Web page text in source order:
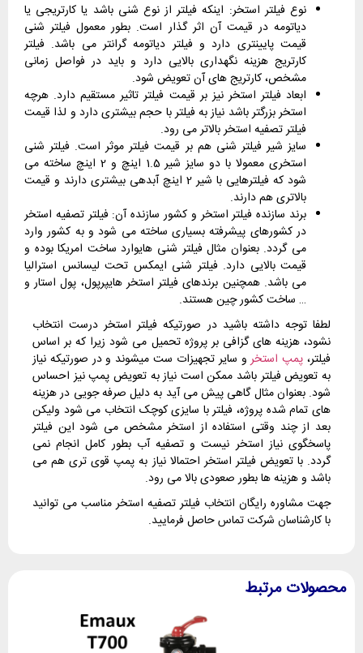
نوع فیلتر استخر: اینکه فیلتر از نوع شنی باشد یا کارتریجی یا
دیاتومه در قیمت آن اثر گذار است. بطور معمول فیلتر شنی
قیمت پایینتری دارد و فیلتر دیاتومه گرانتر می باشد. فیلتر
کارتریج هزینه نگهداری بالایی دارد و باید در فواصل زمانی
مشخص، کارتریج های آن تعویض شود.
ابعاد فیلتر استخر نیز بر قیمت فیلتر تاثیر مستقیم دارد. هرچه
استخر بزرگتر باشد نیاز به فیلتر با حجم بیشتری دارد و لذا قیمت
فیلتر تصفیه استخر بالاتر می رود.
سایز شیر فیلتر شنی هم بر قیمت فیلتر موثر است. فیلتر شنی
استخری معمولا با دو سایز شیر 1.5 اینچ و 2 اینچ ساخته می
شود که فیلترهایی با شیر 2 اینچ آبدهی بیشتری دارند و قیمت
بالاتری هم دارند.
برند سازنده فیلتر استخر و کشور سازنده آن: فیلتر تصفیه استخر
در کشورهای پیشرفته بسیاری ساخته می شود و به کشور وارد
می گردد. بعنوان مثال فیلتر شنی هایوارد ساخت امریکا بوده و
قیمت بالایی دارد. فیلتر شنی ایمکس تحت لیسانس استرالیا
می باشد. همچنین برندهای فیلتر استخر هایپرپول، پول استار و
… ساخت کشور چین هستند.
لطفا توجه داشته باشید در صورتیکه فیلتر استخر درست انتخاب
نشود، هزینه های گزافی بر پروژه تحمیل می شود زیرا که بر اساس
فیلتر، پمپ استخرو سایر تجهیزات ست میشوند و در صورتیکه نیاز
به تعویض فیلتر باشد ممکن است نیاز به تعویض پمپ نیز احساس
شود. بعنوان مثال گاهی پیش می آید به دلیل صرفه جویی در هزینه
های تمام شده پروژه، فیلتر با سایزی کوچک انتخاب می شود ولیکن
بعد از چند وقتی استفاده از استخر مشخص می شود این فیلتر
پاسخگوی نیاز استخر نیست و تصفیه آب بطور کامل انجام نمی
گردد. با تعویض فیلتر استخر احتمالا نیاز به پمپ قوی تری هم می
باشد و هزینه ها بطور صعودی بالا می رود.
جهت مشاوره رایگان انتخاب فیلتر تصفیه استخر مناسب می توانید
با کارشناسان شرکت تماس حاصل فرمایید.
محصولات مرتبط